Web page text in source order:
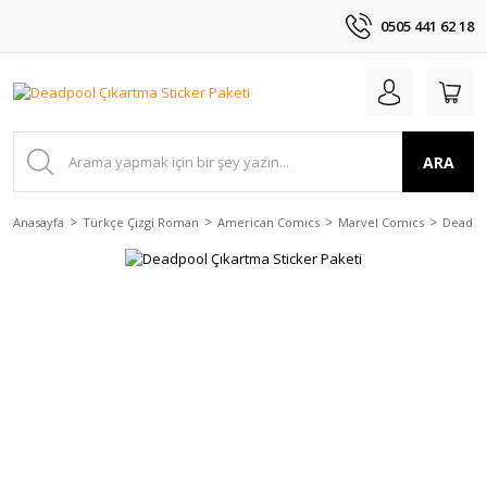
0505 441 62 18
ARA
Anasayfa Türkçe Çizgi Roman American Comics Marvel Comics